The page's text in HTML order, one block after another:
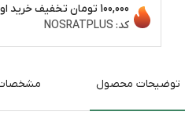
100,000 تومان
تخفیف خرید
کد: NOSRATPLUS
توضیحات محصول